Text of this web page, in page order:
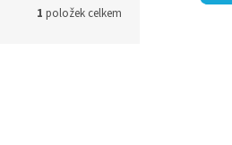
1 položek celkem